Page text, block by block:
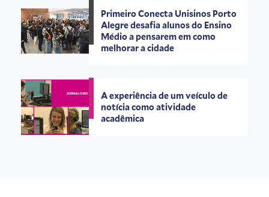
Primeiro Conecta Unisinos Porto
Alegre desafia alunos do Ensino
Médio a pensarem em como
melhorar a cidade
A experiência de um veículo de
notícia como atividade
acadêmica